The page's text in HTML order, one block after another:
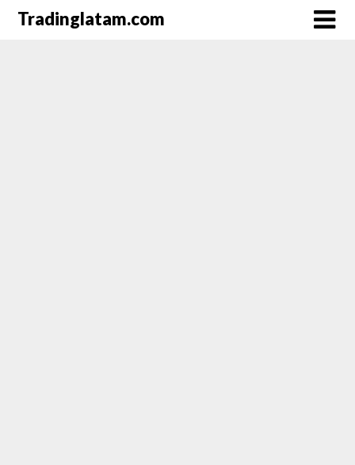
SaltarTradinglatam.com